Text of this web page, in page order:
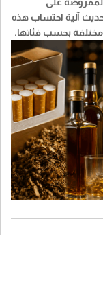
آلية احتساب هذه
بحسب فئاتها.